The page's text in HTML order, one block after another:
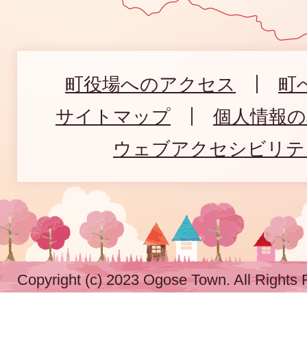
町役場へのアクセス
町
サイトマップ
個人情報
ウェブアクセシビリ
Copyright (c) 2023 Ogose Town. All Rights